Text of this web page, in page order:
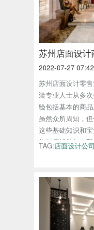
苏州店面设
2022-07-27 07:42
苏州店面设计零
装专业人士从多
验包括基本的商
虽然众所周知，
这些基础知识和
能把店铺做好。
TAG:店面设计公司